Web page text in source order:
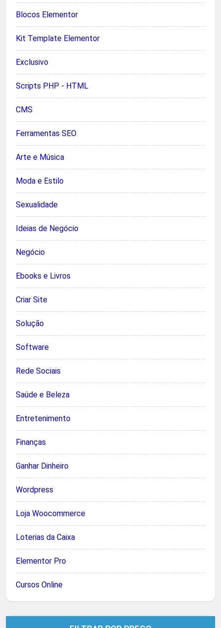
Blocos Elementor
Kit Template Elementor
Exclusivo
Scripts PHP - HTML
CMS
Ferramentas SEO
Arte e Música
Moda e Estilo
Sexualidade
Ideias de Negócio
Negócio
Ebooks e Livros
Criar Site
Solução
Software
Rede Sociais
Saúde e Beleza
Entretenimento
Finanças
Ganhar Dinheiro
Wordpress
Loja Woocommerce
Loterias da Caixa
Elementor Pro
Cursos Online